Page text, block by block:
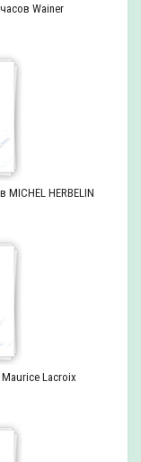
Wainer
HERBELIN
Lacroix